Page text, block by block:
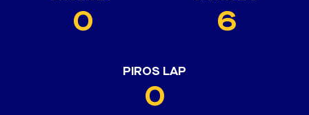
0 6
PIROS LAP
0